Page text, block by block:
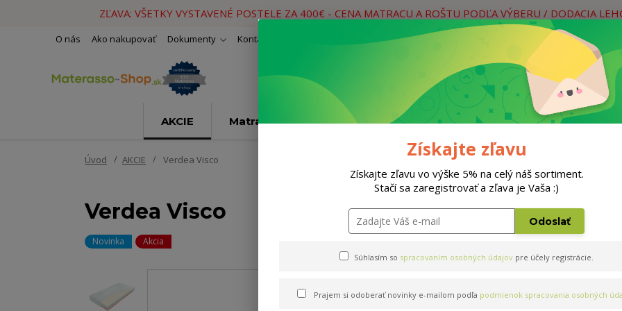
ZĽAVA: VŠETKY VYSTAVENÉ POSTELE ZA 400€ - CENA MATRACU A ROŠTU PODĽA VÝBERU / DODACIA
O nás Ako nakupovať Dokumenty Kontakty
Hľadať
Neviete si rady? Zavolajte.
AKCIE Matrace Rošty Doplnky Postele
Úvod AKCIE Verdea Visco
Verdea Visco
Novinka Akcia
Získajte zľavu
Získajte zľavu vo výške 5% na celý náš sortiment.
Stačí sa zaregistrovať a zľava je Vaša :)
Odoslať
Súhlasím so spracovaním osobných údajov pre účely registrácie.
Prajem si odoberať novinky e-mailom podľa podmienok spracovania osobných